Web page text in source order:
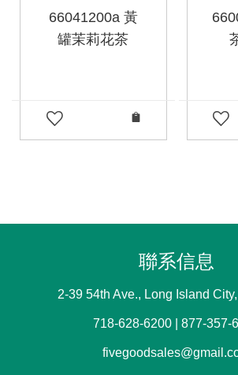
66041200a 黃
罐茉莉花茶
聯系信息
2-39 54th Ave., Long Island
718-628-6200 | 877-357-